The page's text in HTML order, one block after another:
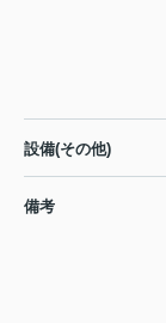
設備(その他)
備考